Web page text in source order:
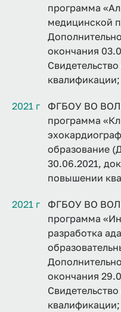
программа
медицинской
окончания
квалификации;
2021 г
ФГБОУ ВО
программа
образование
30.06.2021,
повышении
2021 г
ФГБОУ ВО
программа
разработка
окончания
квалификации;